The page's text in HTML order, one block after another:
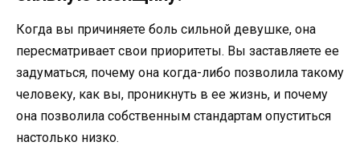
Когда вы причиняете боль сильной девушке, она
пересматривает свои приоритеты. Вы заставляете ее
задуматься, почему она когда-либо позволила такому
человеку, как вы, проникнуть в ее жизнь, и почему
она позволила собственным стандартам опуститься
настолько низко.